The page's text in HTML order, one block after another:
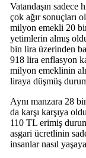
Vatandaşın sadece
çok ağır sonuçları
milyon emekli 20
yetimlerin almış
bin lira üzerinden
918 lira enflasyon
milyon emeklinin
liraya düşmüş
Aynı manzara 28
da karşı karşıya
110 TL erimiş
asgari ücretlinin
insanlar nasıl